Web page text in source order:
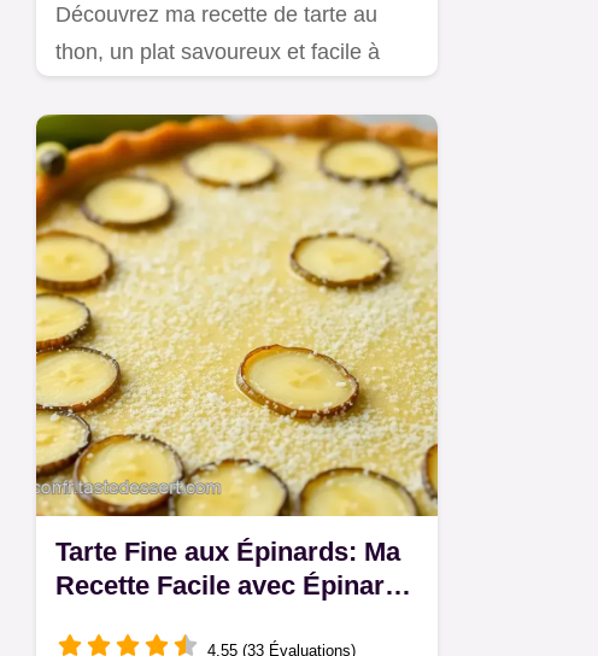
Découvrez ma recette de tarte au
thon, un plat savoureux et facile à
Tarte Fine aux Épinards: Ma
Recette Facile avec Épinards
4.55 (33 Évaluations)